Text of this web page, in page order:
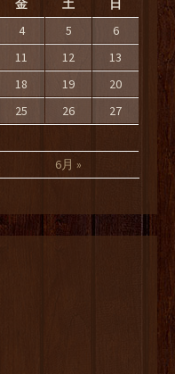
金 土 日
6月 »
4 5
6
11 12
13
18 19
20
25 26
27